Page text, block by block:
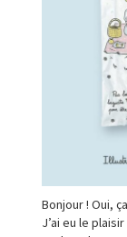
Bonjour ! Oui,
J’ai eu le